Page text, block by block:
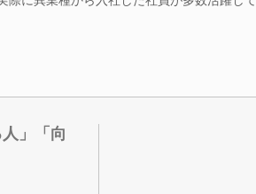
」「向